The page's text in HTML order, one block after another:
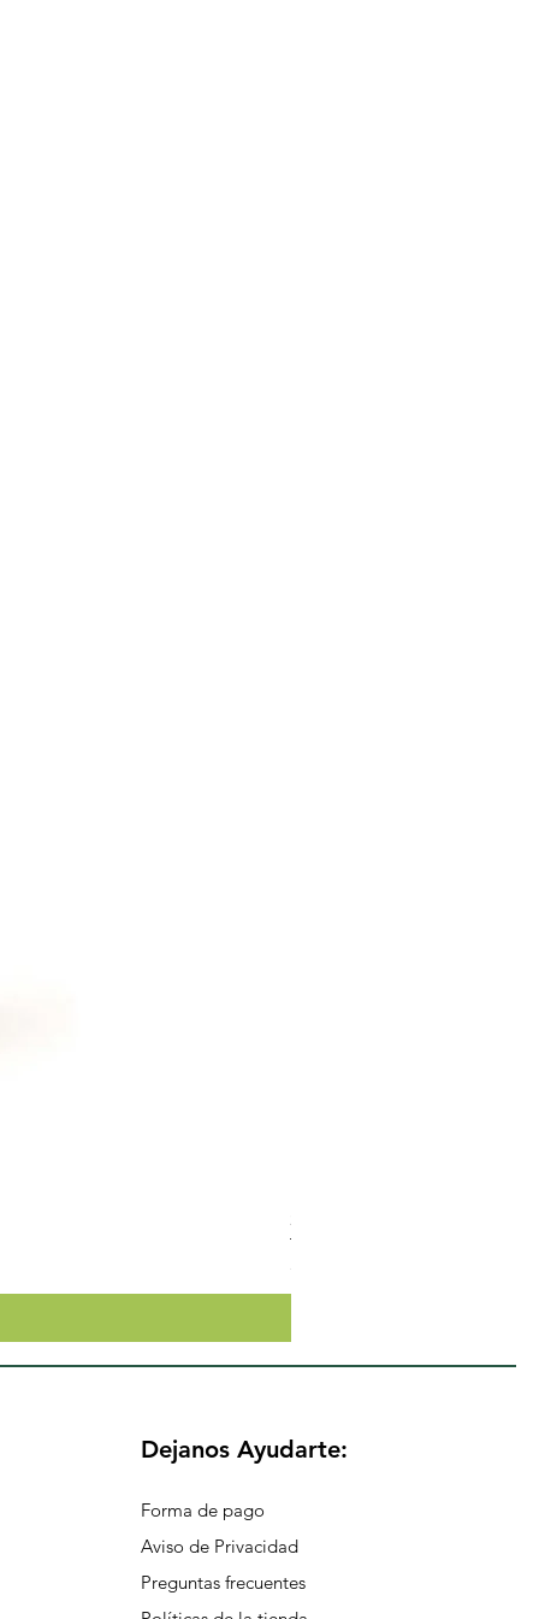
Shampoo Capilar De
$138.60
Dejanos Ayudarte:
Forma de pago
Aviso de Privacidad
Preguntas frecuentes